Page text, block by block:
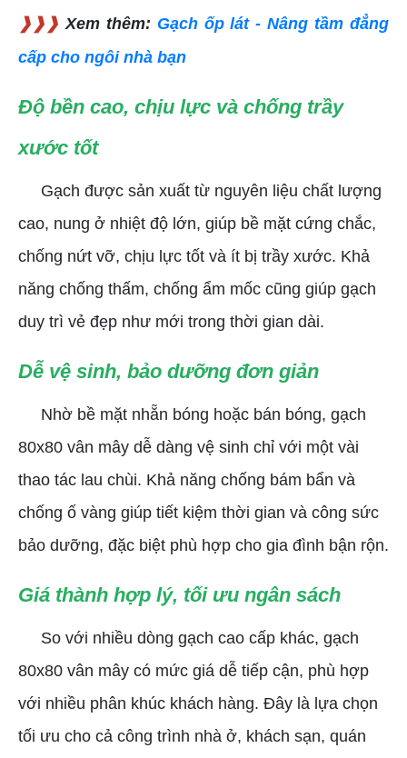
❱❱❱ Xem thêm: Gạch ốp lát - Nâng tầm đẳng
cấp cho ngôi nhà bạn
Độ bền cao, chịu lực và chống trầy
xước tốt
Gạch được sản xuất từ nguyên liệu chất lượng
cao, nung ở nhiệt độ lớn, giúp bề mặt cứng chắc,
chống nứt vỡ, chịu lực tốt và ít bị trầy xước. Khả
năng chống thấm, chống ẩm mốc cũng giúp gạch
duy trì vẻ đẹp như mới trong thời gian dài.
Dễ vệ sinh, bảo dưỡng đơn giản
Nhờ bề mặt nhẵn bóng hoặc bán bóng, gạch
80x80 vân mây dễ dàng vệ sinh chỉ với một vài
thao tác lau chùi. Khả năng chống bám bẩn và
chống ố vàng giúp tiết kiệm thời gian và công sức
bảo dưỡng, đặc biệt phù hợp cho gia đình bận rộn.
Giá thành hợp lý, tối ưu ngân sách
So với nhiều dòng gạch cao cấp khác, gạch
80x80 vân mây có mức giá dễ tiếp cận, phù hợp
với nhiều phân khúc khách hàng. Đây là lựa chọn
tối ưu cho cả công trình nhà ở, khách sạn, quán